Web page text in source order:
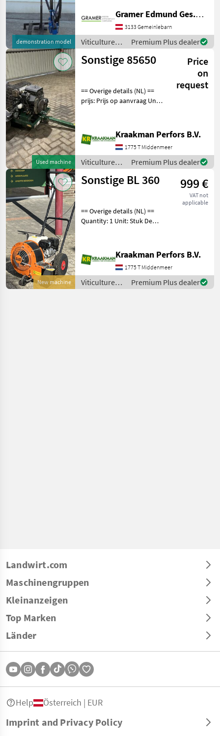
demonstration model
schonende Arbeit; ERO
Anbauplatte; nur 1
Steuergerät am Traktor
notwendig. V
Gramer Edmund Ges.m.b.H.
3133 Gemeinlebarn
Viticulture
equipment /
Sonstige
Premium Plus dealer
Used machine
Sonstige 85650
Price
on
request
== Overige details (NL) ==
prijs: Prijs op aanvraag Unit:
Kraakman Perfors B.V.
1775 T Middenmeer
Viticulture
equipment /
Sonstige
Premium Plus dealer
New machine
Sonstige BL 360 999 €
VAT not
applicable
== Overige details (NL) ==
Quantity: 1 Unit: Stuk De
krachtige wielbladblazer
met Honda motor.
Hoogwaardige kwalitei
Kraakman Perfors B.V.
1775 T Middenmeer
Viticulture
equipment /
Premium Plus dealer
Landwirt.com
Maschinengruppen
Kleinanzeigen
Top Marken
Länder
Imprint and Privacy Policy
Help Österreich | EUR